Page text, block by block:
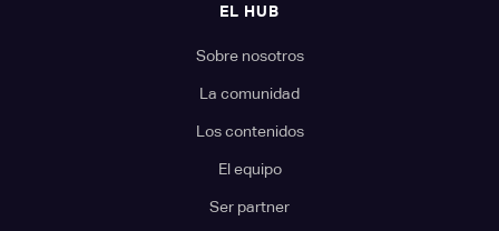
EL HUB
Sobre nosotros
La comunidad
Los contenidos
El equipo
Ser partner